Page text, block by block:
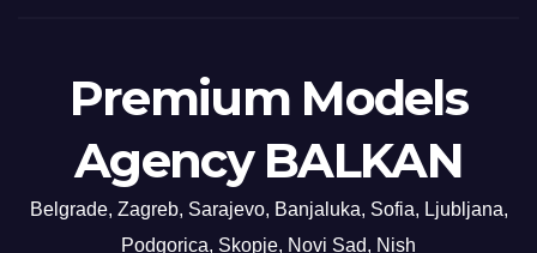
Premium Models
Agency BALKAN
Belgrade, Zagreb, Sarajevo, Banjaluka, Sofia, Ljubljana,
Podgorica, Skopje, Novi Sad, Nish